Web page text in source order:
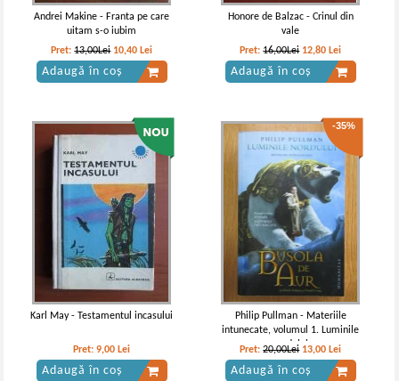
Andrei Makine - Franta pe care
uitam s-o iubim
Pret:13,00Lei 10,40 Lei
Adaugă în coș
Honore de Balzac - Crinul din
vale
Pret:16,00Lei 12,80 Lei
Adaugă în coș
Karl May - Testamentul incasului
Pret:9,00 Lei
Adaugă în coș
-35%
Philip Pullman - Materiile
intunecate, volumul 1. Luminile
nordului
Pret:20,00Lei 13,00 Lei
Adaugă în coș